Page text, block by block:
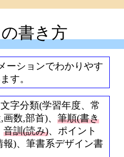
の書き方
ーションでわかりやす
す。
字分類(学習年度、常
数,部首)、 筆順(書き
音訓(読み)、ポイント
)、筆書系デザイン書